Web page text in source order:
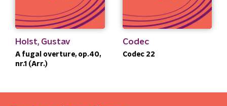
Holst, Gustav
A fugal overture, op.40,
nr.1 (Arr.)
Codec
Codec 22